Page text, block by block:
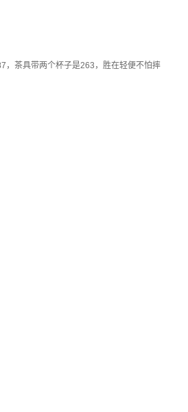
，茶具带两个杯子是263，胜在轻便不怕摔